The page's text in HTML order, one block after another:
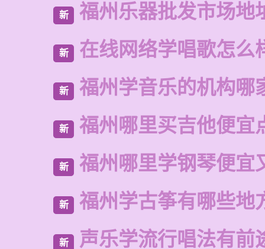
新 福州乐器批发市场地
新 在线网络学唱歌怎么
新 福州学音乐的机构哪
新 福州哪里买吉他便宜
新 福州哪里学钢琴便宜
新 福州学古筝有哪些地
新 声乐学流行唱法有前